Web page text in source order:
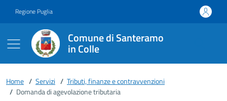
Regione Puglia
Comune di Santeramo
in Colle
Home / Servizi / Tributi, finanze e contravvenzioni
/ Domanda di agevolazione tributaria